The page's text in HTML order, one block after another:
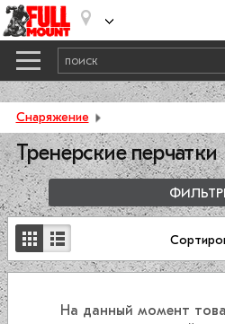
Снаряжение
Тренерские перчатки
На данный момент